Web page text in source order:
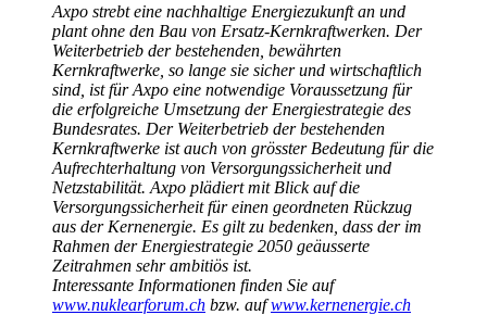
Axpo strebt eine nachhaltige Energiezukunft an und
plant ohne den Bau von Ersatz-Kernkraftwerken. Der
Weiterbetrieb der bestehenden, bewährten
Kernkraftwerke, so lange sie sicher und wirtschaftlich
sind, ist für Axpo eine notwendige Voraussetzung für
die erfolgreiche Umsetzung der Energiestrategie des
Bundesrates. Der Weiterbetrieb der bestehenden
Kernkraftwerke ist auch von grösster Bedeutung für die
Aufrechterhaltung von Versorgungssicherheit und
Netzstabilität. Axpo plädiert mit Blick auf die
Versorgungssicherheit für einen geordneten Rückzug
aus der Kernenergie. Es gilt zu bedenken, dass der im
Rahmen der Energiestrategie 2050 geäusserte
Zeitrahmen sehr ambitiös ist.
Interessante Informationen finden Sie auf
www.nuklearforum.ch bzw. aufwww.kernenergie.ch